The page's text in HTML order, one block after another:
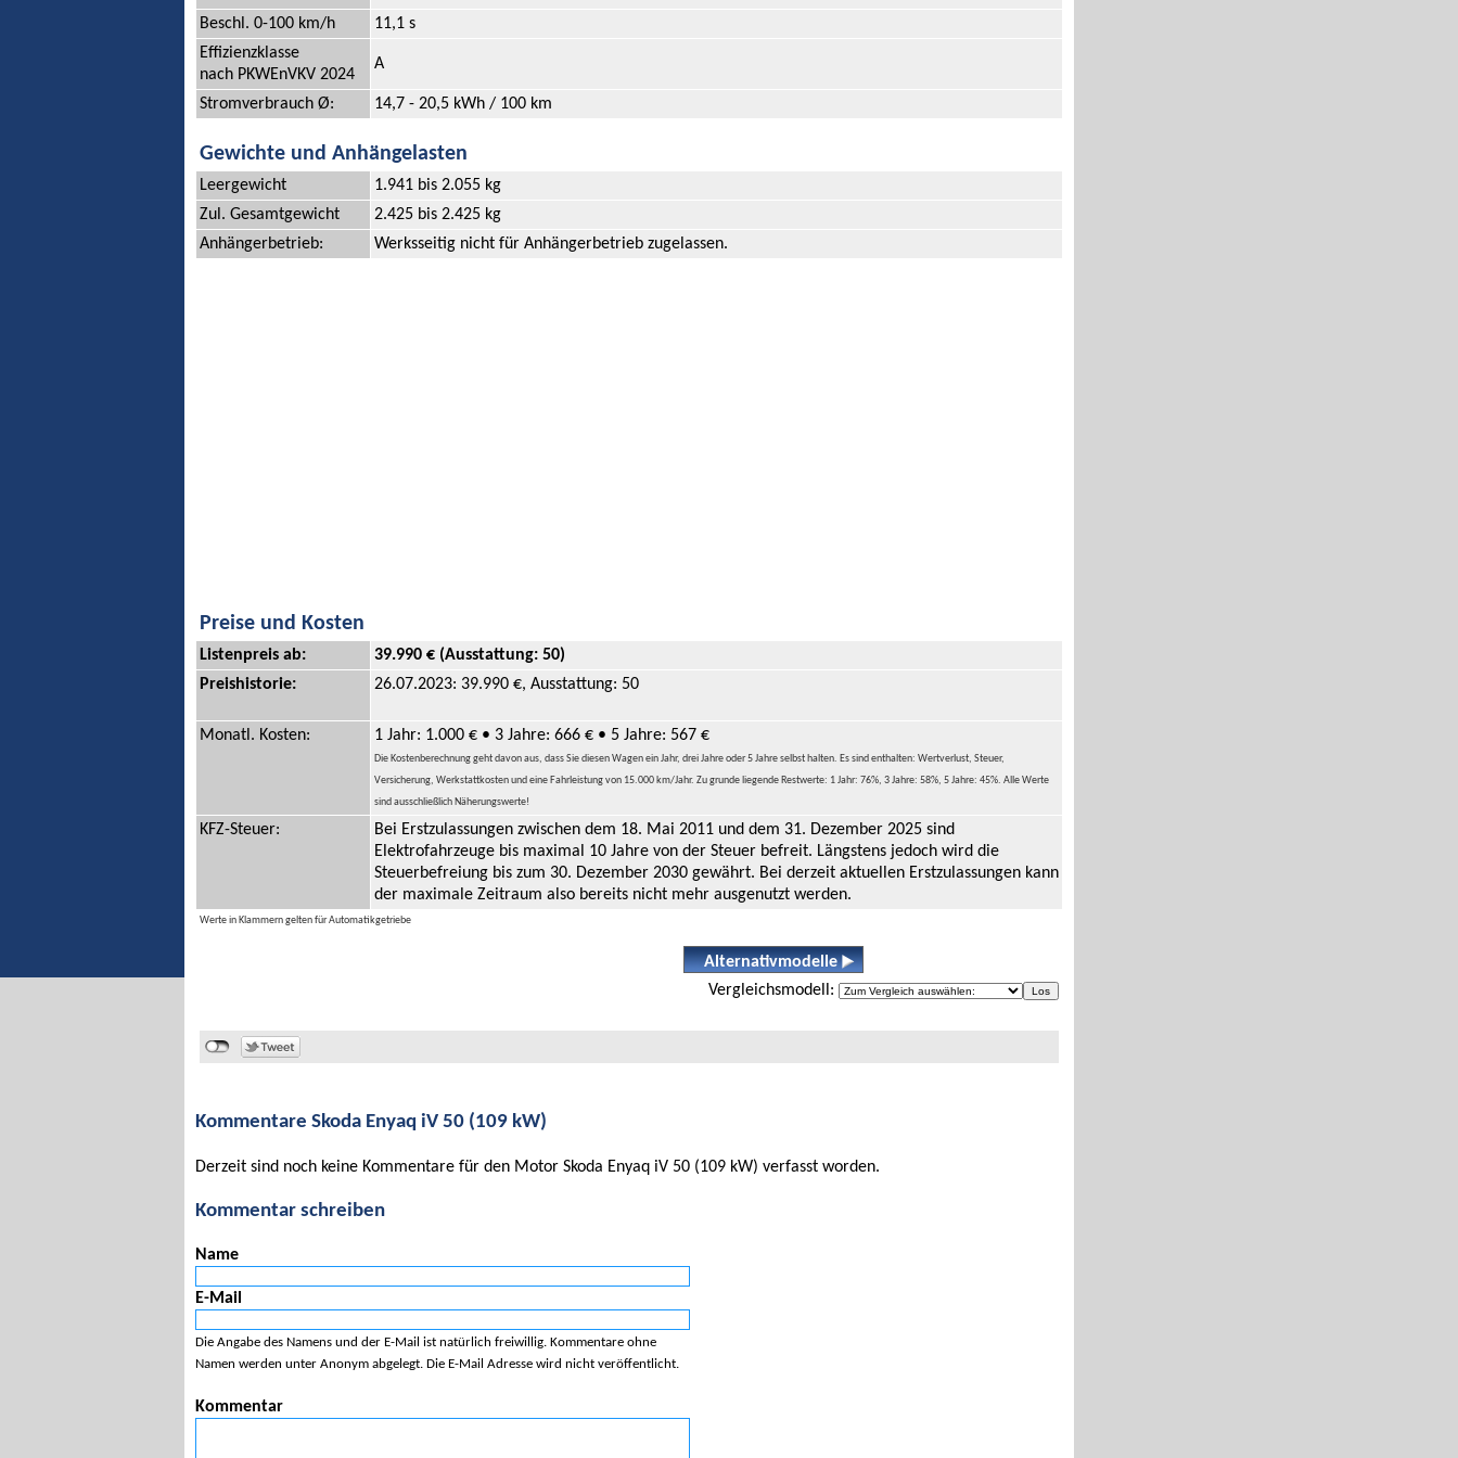
Beschl. 0-100 km/h
11,1 s
Effizienzklasse
nach PKWEnVKV 2024
A
Stromverbrauch Ø: 14,7 - 20,5 kWh / 100 km
Gewichte und Anhängelasten
Leergewicht
1.941 bis 2.055 kg
Zul. Gesamtgewicht
2.425 bis 2.425 kg
Anhängerbetrieb:
Werksseitig nicht für Anhängerbetrieb zugelassen.
Preise und Kosten
Listenpreis ab:
39.990 € (Ausstattung: 50)
Preishistorie:
26.07.2023: 39.990 €, Ausstattung: 50
Monatl. Kosten: 1 Jahr: 1.000 € • 3 Jahre: 666 € • 5 Jahre: 567 €
Die Kostenberechnung geht davon aus, dass Sie diesen Wagen ein Jahr, drei Jahre oder 5 Jahre selbst halten. Es sind enthalten: Wertverlust, Steuer,
Versicherung, Werkstattkosten und eine Fahrleistung von 15.000 km/Jahr. Zu grunde liegende Restwerte: 1 Jahr: 76%, 3 Jahre: 58%, 5 Jahre: 45%. Alle Werte
sind ausschließlich Näherungswerte!
KFZ-Steuer:
Bei Erstzulassungen zwischen dem 18. Mai 2011 und dem 31. Dezember 2025 sind
Elektrofahrzeuge bis maximal 10 Jahre von der Steuer befreit. Längstens jedoch wird die
Steuerbefreiung bis zum 30. Dezember 2030 gewährt. Bei derzeit aktuellen Erstzulassungen kann
der maximale Zeitraum also bereits nicht mehr ausgenutzt werden.
Werte in Klammern gelten für Automatikgetriebe
Alternativmodelle
Vergleichsmodell:
Kommentare Skoda Enyaq iV 50 (109 kW)
Derzeit sind noch keine Kommentare für den Motor Skoda Enyaq iV 50 (109 kW) verfasst worden.
Kommentar schreiben
Name
E-Mail
Die Angabe des Namens und der E-Mail ist natürlich freiwillig. Kommentare ohne
Namen werden unter Anonym abgelegt. Die E-Mail Adresse wird nicht veröffentlicht.
Kommentar